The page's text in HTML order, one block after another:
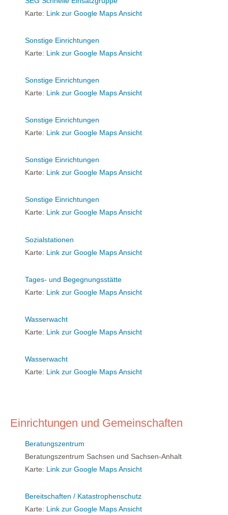
Karte: Link zur Google Maps Ansicht
Sonstige Einrichtungen
Karte: Link zur Google Maps Ansicht
Sonstige Einrichtungen
Karte: Link zur Google Maps Ansicht
Sonstige Einrichtungen
Karte: Link zur Google Maps Ansicht
Sonstige Einrichtungen
Karte: Link zur Google Maps Ansicht
Sonstige Einrichtungen
Karte: Link zur Google Maps Ansicht
Sozialstationen
Karte: Link zur Google Maps Ansicht
Tages- und Begegnungsstätte
Karte: Link zur Google Maps Ansicht
Wasserwacht
Karte: Link zur Google Maps Ansicht
Wasserwacht
Karte: Link zur Google Maps Ansicht
Einrichtungen und Gemeinschaften
Beratungszentrum
Beratungszentrum Sachsen und Sachsen-Anhalt
Karte: Link zur Google Maps Ansicht
Bereitschaften / Katastrophenschutz
Karte: Link zur Google Maps Ansicht